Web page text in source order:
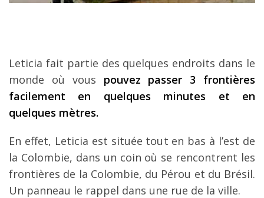
Leticia fait partie des quelques endroits dans le
monde où vous pouvez passer 3 frontières
facilement en quelques minutes et en
quelques mètres.
En effet, Leticia est située tout en bas à l’est de
la Colombie, dans un coin où se rencontrent les
frontières de la Colombie, du Pérou et du Brésil.
Un panneau le rappel dans une rue de la ville.